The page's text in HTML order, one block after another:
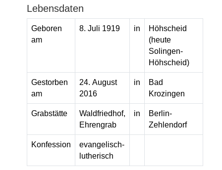
Lebensdaten
Geboren
am
8. Juli 1919 in
Höhscheid
(heute
Solingen-
Höhscheid)
Gestorben
am
24. August
2016
in
Bad
Krozingen
Grabstätte
Waldfriedhof,
Ehrengrab
in
Berlin-
Zehlendorf
Konfession
evangelisch-
lutherisch